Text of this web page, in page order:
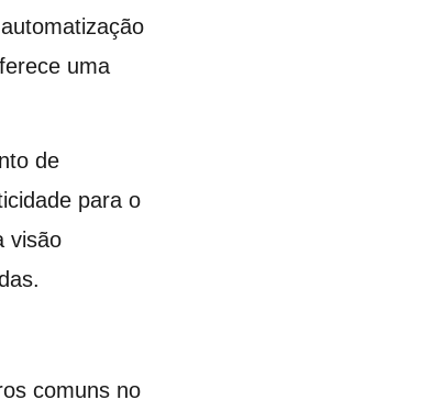
uma
de
para o
visão
comuns no